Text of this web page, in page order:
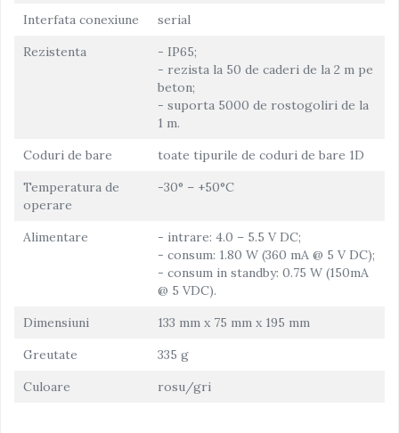
Interfata conexiune
serial
Rezistenta
- IP65;
- rezista la 50 de caderi de la 2 m pe
beton;
- suporta 5000 de rostogoliri de la
1 m.
Coduri de bare
toate tipurile de coduri de bare 1D
Temperatura de
operare
-30° – +50°C
Alimentare
- intrare: 4.0 – 5.5 V DC;
- consum: 1.80 W (360 mA @ 5 V DC);
- consum in standby: 0.75 W (150mA
@ 5 VDC).
Dimensiuni
133 mm x 75 mm x 195 mm
Greutate
335 g
Culoare
rosu/gri